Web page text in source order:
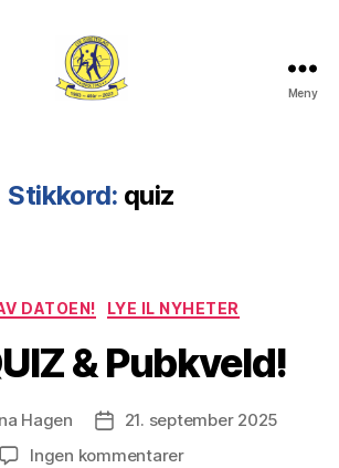
Meny
Stikkord: quiz
Kategorier
DATOEN! LYE IL NYHETER
& Pubkveld!
Hagen Publiseringsdato
21. september 2025
Ingen kommentarertil